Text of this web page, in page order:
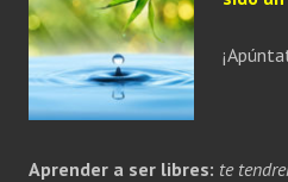
Aprender a ser libres: te